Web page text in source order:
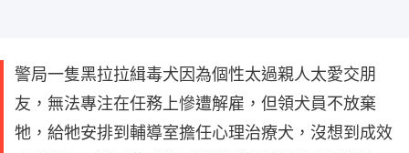
警局一隻黑拉拉緝毒犬因為個性太過親人太愛交朋
友，無法專注在任務上慘遭解雇，但領犬員不放棄
牠，給牠安排到輔導室擔任心理治療犬，沒想到成效